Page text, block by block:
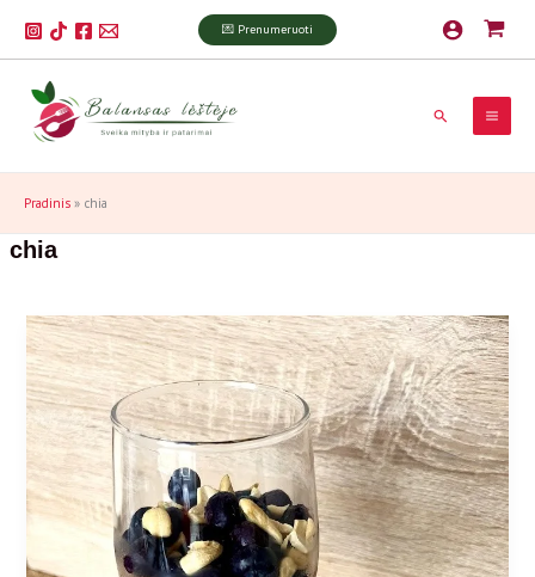
prie
turinio
💌 Prenumeruoti
Paieška
Pradinis chia
chia